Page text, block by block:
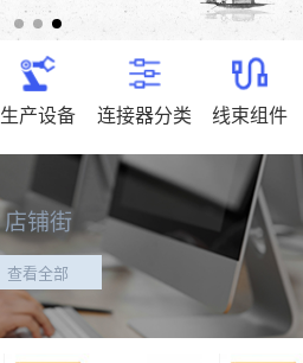
生产设备 连接器分类 线束组件
店铺街
查看全部